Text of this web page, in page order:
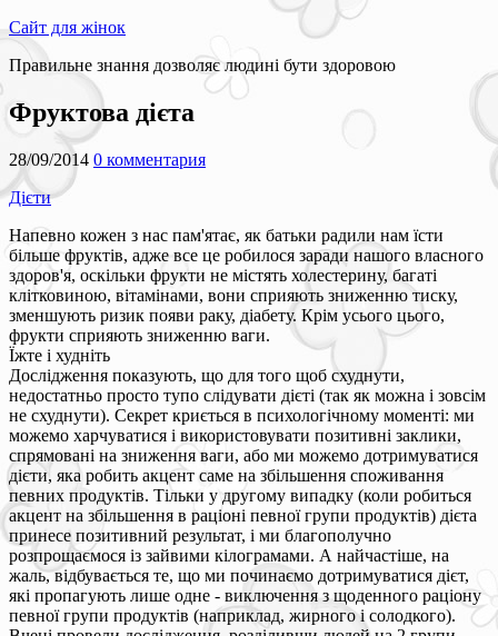
Сайт для жінок
Правильне знання дозволяє людині бути здоровою
Фруктова дієта
28/09/2014 0 комментария
Дієти
Напевно кожен з нас пам'ятає, як батьки радили нам їсти
більше фруктів, адже все це робилося заради нашого власного
здоров'я, оскільки фрукти не містять холестерину, багаті
клітковиною, вітамінами, вони сприяють зниженню тиску,
зменшують ризик появи раку, діабету. Крім усього цього,
фрукти сприяють зниженню ваги.
Їжте і худніть
Дослідження показують, що для того щоб схуднути,
недостатньо просто тупо слідувати дієті (так як можна і зовсім
не схуднути). Секрет криється в психологічному моменті: ми
можемо харчуватися і використовувати позитивні заклики,
спрямовані на зниження ваги, або ми можемо дотримуватися
дієти, яка робить акцент саме на збільшення споживання
певних продуктів. Тільки у другому випадку (коли робиться
акцент на збільшення в раціоні певної групи продуктів) дієта
принесе позитивний результат, і ми благополучно
розпрощаємося із зайвими кілограмами. А найчастіше, на
жаль, відбувається те, що ми починаємо дотримуватися дієт,
які пропагують лише одне - виключення з щоденного раціону
певної групи продуктів (наприклад, жирного і солодкого).